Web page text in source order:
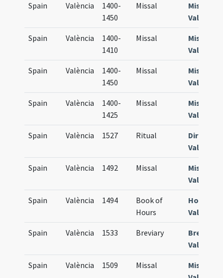
Spain València
1400-
1450
Missal
Missale
Spain València
1400-
1410
Missal
Missale
Spain València
1400-
1450
Missal
Missale
Spain València
1400-
1425
Missal
Missale
Spain València 1527 Ritual
Spain València 1492 Missal
Missale
Spain València 1494
Book of
Hours
Horae
Spain València 1533 Breviary
Spain València 1509 Missal
Missale